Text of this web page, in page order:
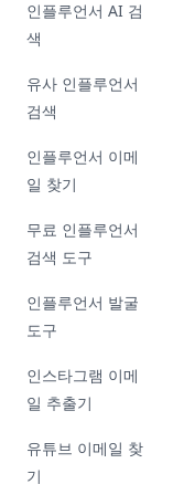
인플루언서 AI 검
색
유사 인플루언서
검색
인플루언서 이메
일 찾기
무료 인플루언서
검색 도구
인플루언서 발굴
도구
인스타그램 이메
일 추출기
유튜브 이메일 찾
기